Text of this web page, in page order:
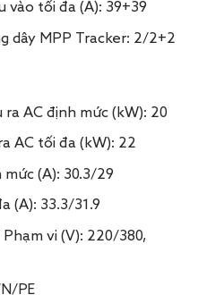
vào tối đa (A): 39+39
dây MPP Tracker: 2/2+2
AC định mức (kW): 20
AC tối đa (kW): 22
(A): 30.3/29
(A): 33.3/31.9
vi (V): 220/380,
PE